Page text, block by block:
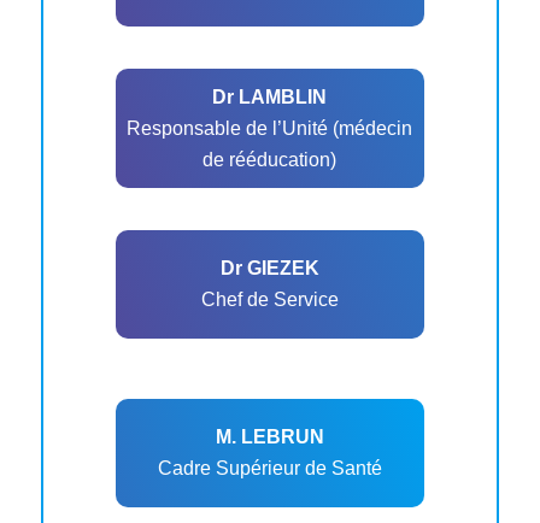
Dr LAMBLIN
Responsable de l’Unité (médecin
de rééducation)
Dr GIEZEK
Chef de Service
M. LEBRUN
Cadre Supérieur de Santé